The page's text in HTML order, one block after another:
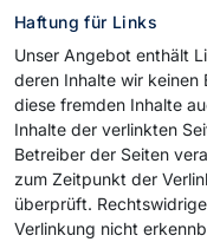
Haftung für Links
Unser Angebot enthält
deren Inhalte wir keinen
diese fremden Inhalte
Inhalte der verlinkten
Betreiber der Seiten
zum Zeitpunkt der
überprüft.
Verlinkung nicht